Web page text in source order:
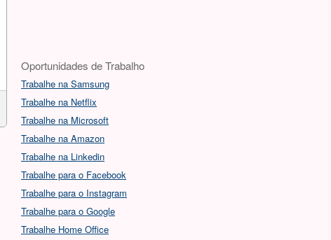
Oportunidades de Trabalho
Trabalhe na Samsung
Trabalhe na Netflix
Trabalhe na Microsoft
Trabalhe na Amazon
Trabalhe na Linkedin
Trabalhe para o Facebook
Trabalhe para o Instagram
Trabalhe para o Google
Trabalhe Home Office